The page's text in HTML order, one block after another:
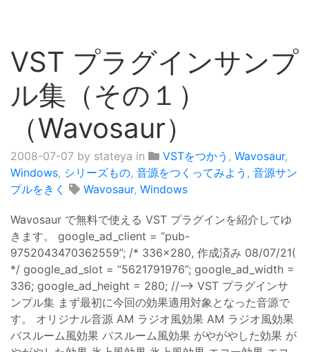
VST プラグインサンプ
ル集（その１）
（Wavosaur）
2008-07-07 by stateya in VSTをつかう , Wavosaur,
Windows, シリーズもの, 音源をつくってみよう , 音源サン
プルをきく
Wavosaur, Windows
Wavosaur で無料で使える VST プラグインを紹介してゆ
きます。 google_ad_client = “pub-
9752043470362559”; /* 336x280, 作成済み 08/07/21(
*/ google_ad_slot = “5621791976”; google_ad_width =
336; google_ad_height = 280; //–> VST プラグインサ
ンプル集 まず最初に今回の効果適用対象となった音源で
す。 オリジナル音源 AM ラジオ風効果 AM ラジオ風効果
バスルーム風効果 バスルーム風効果 がやがやした効果 が